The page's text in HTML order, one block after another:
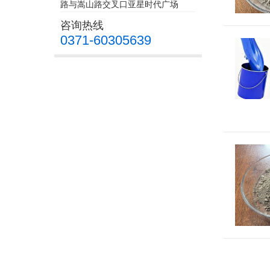
路与嵩山路交叉口亚星时代广场
咨询热线
0371-60305639